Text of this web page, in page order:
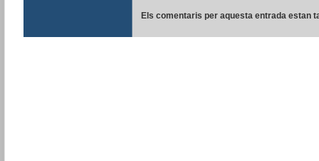
Els comentaris per aquesta entrada estan